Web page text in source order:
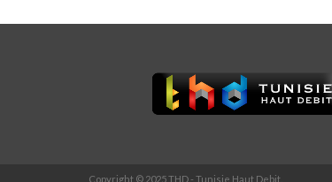
Copyright © 2025 THD - Tunisie Haut Debit.